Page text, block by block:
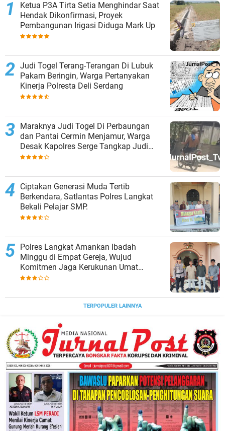
Ketua P3A Tirta Setia Menghindar Saat
Hendak Dikonfirmasi, Proyek
Pembangunan Irigasi Diduga Mark Up
Judi Togel Terang-Terangan Di Lubuk
Pakam Beringin, Warga Pertanyakan
Kinerja Polresta Deli Serdang
Maraknya Judi Togel Di Perbaungan
dan Pantai Cermin Menjamur, Warga
Desak Kapolres Serge Tangkap Judi
Togel
Ciptakan Generasi Muda Tertib
Berkendara, Satlantas Polres Langkat
Bekali Pelajar SMP.
Polres Langkat Amankan Ibadah
Minggu di Empat Gereja, Wujud
Komitmen Jaga Kerukunan Umat
Beragama.
TERPOPULER LAINNYA